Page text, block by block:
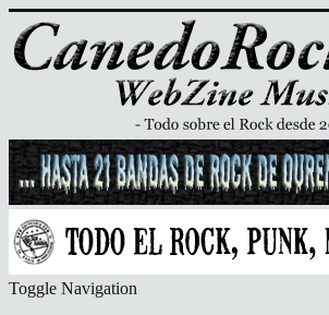
Toggle Navigation